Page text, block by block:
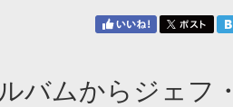
バムからジェフ・